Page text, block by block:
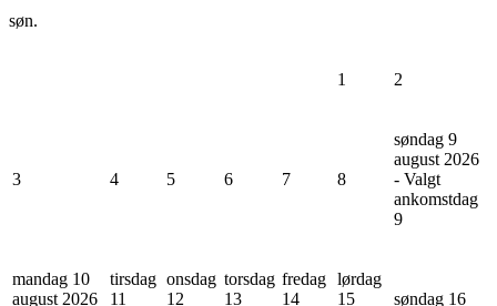
søn.
1 2
3 4 5 6 7 8
søndag 9
august 2026
- Valgt
ankomstdag
9
mandag 10
august 2026
tirsdag
11
onsdag
12
torsdag
13
fredag
14
lørdag
15
søndag 16